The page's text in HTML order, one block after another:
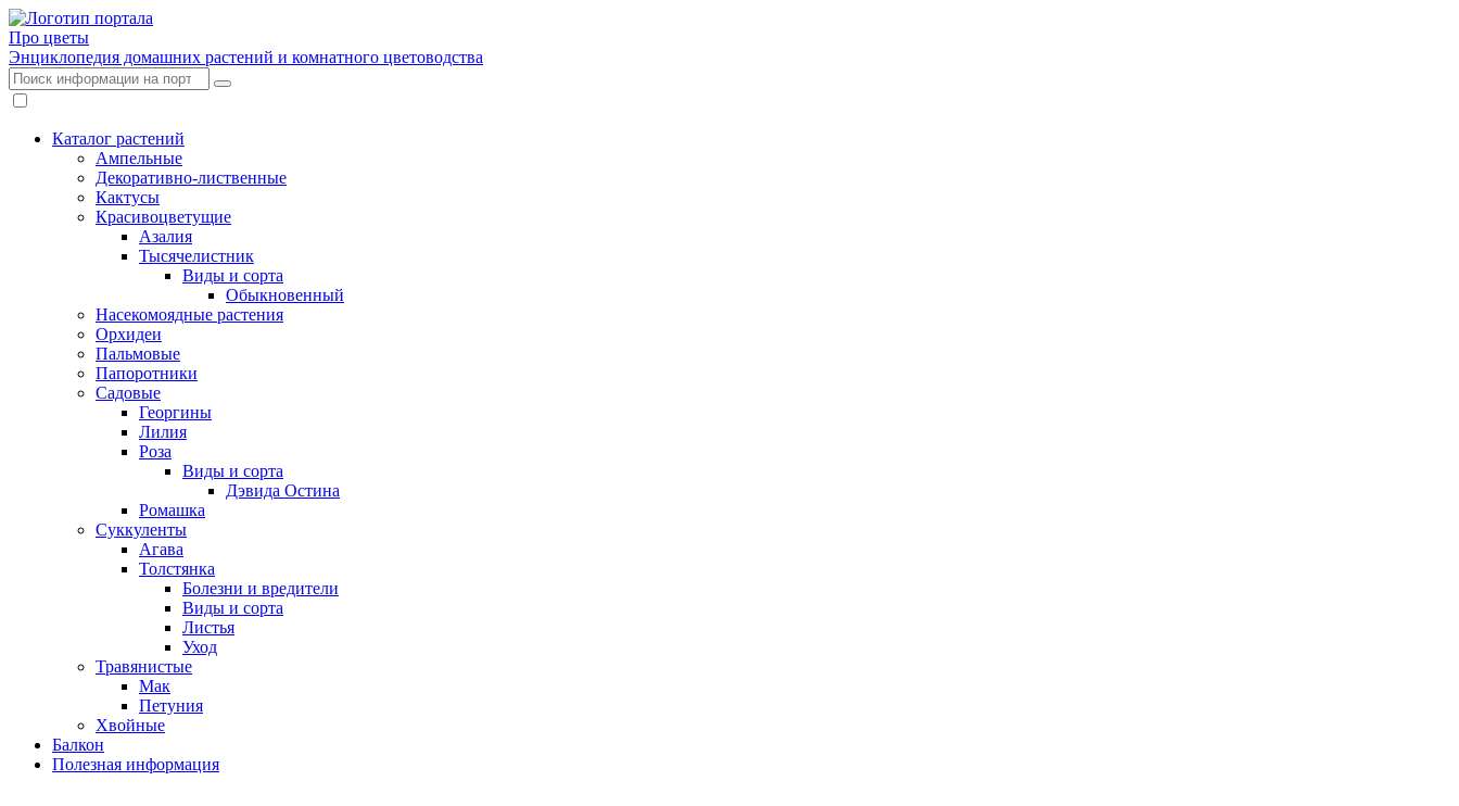
Про цветы
Энциклопедия домашних растений и комнатного цветоводства
Каталог растений
Ампельные
Декоративно-лиственные
Кактусы
Красивоцветущие
Азалия
Тысячелистник
Виды и сорта
Обыкновенный
Насекомоядные растения
Орхидеи
Пальмовые
Папоротники
Садовые
Георгины
Лилия
Роза
Виды и сорта
Дэвида Остина
Ромашка
Суккуленты
Агава
Толстянка
Болезни и вредители
Виды и сорта
Листья
Уход
Травянистые
Мак
Петуния
Хвойные
Балкон
Полезная информация